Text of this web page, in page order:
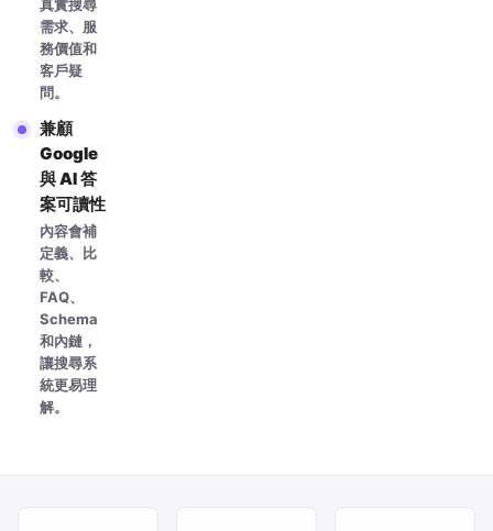
真實搜尋
需求、服
務價值和
客戶疑
問。
兼顧
Google
與 AI 答
案可讀性
內容會補
定義、比
較、
FAQ、
Schema
和內鏈，
讓搜尋系
統更易理
解。